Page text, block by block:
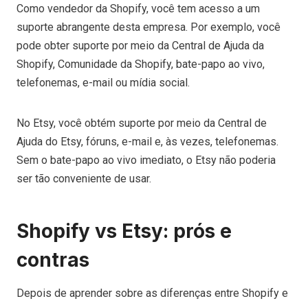
Como vendedor da Shopify, você tem acesso a um
suporte abrangente desta empresa. Por exemplo, você
pode obter suporte por meio da Central de Ajuda da
Shopify, Comunidade da Shopify, bate-papo ao vivo,
telefonemas, e-mail ou mídia social.
No Etsy, você obtém suporte por meio da Central de
Ajuda do Etsy, fóruns, e-mail e, às vezes, telefonemas.
Sem o bate-papo ao vivo imediato, o Etsy não poderia
ser tão conveniente de usar.
Shopify vs Etsy: prós e
contras
Depois de aprender sobre as diferenças entre Shopify e